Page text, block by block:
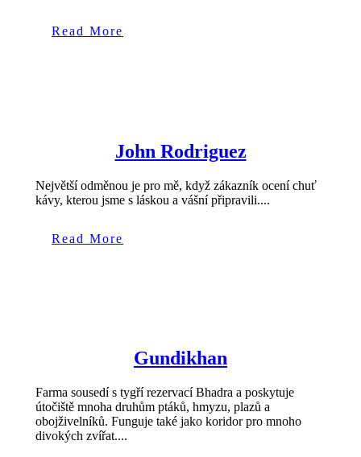
Read More
John Rodriguez
Největší odměnou je pro mě, když zákazník ocení chuť
kávy, kterou jsme s láskou a vášní připravili....
Read More
Gundikhan
Farma sousedí s tygří rezervací Bhadra a poskytuje
útočiště mnoha druhům ptáků, hmyzu, plazů a
obojživelníků. Funguje také jako koridor pro mnoho
divokých zvířat....